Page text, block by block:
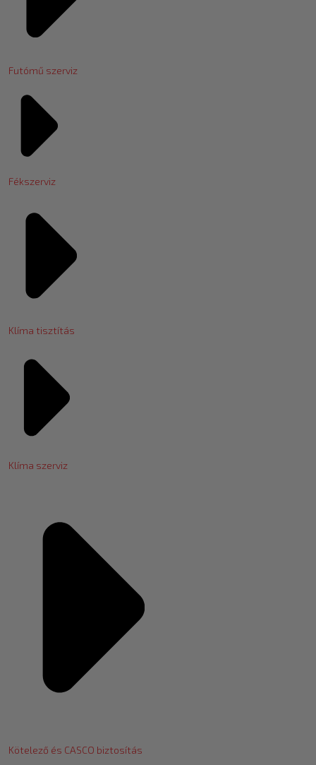
Futómű szerviz
Fékszerviz
Klíma tisztítás
Klíma szerviz
Kötelező és CASCO biztosítás